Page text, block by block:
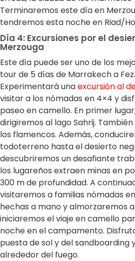
Terminaremos este día en
tendremos esta noche en Riad/
Día 4: Excursiones por el
Merzouga
Este día puede ser uno de los
tour de 5 días de Marrakech a Fez.
Experimentará unaexcursión al
visitar a los nómadas en 4×4 y
paseo en camello. En primer
dirigiremos al lago Sahrij.
los flamencos. Además,
todoterreno hasta el desierto
descubriremos un desafiante
los lugareños extraen minas en
300 m de profundidad. A
visitaremos a familias nómadas
hechas a mano y almorzaremos
iniciaremos el viaje en camello
noche en el campamento.
puesta de sol y del sandboarding
alrededor del fuego.